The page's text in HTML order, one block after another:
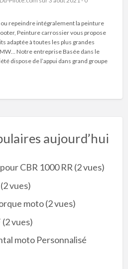
repeindre intégralement la peinture
Peinture carrossier vous propose
adaptée à toutes les plus grandes
Notre entreprise Basée dans le
dispose de l’appui dans grand groupe
aujourd’hui
CBR 1000 RR (2 vues)
vues)
moto(2 vues)
(2 vues)
moto Personnalisé